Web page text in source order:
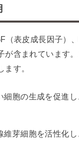
（表皮成長因子）
が含まれています
す。
細胞の生成を促進
維芽細胞を活性化